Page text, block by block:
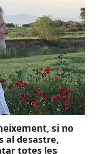
si no
al desastre,
totes les